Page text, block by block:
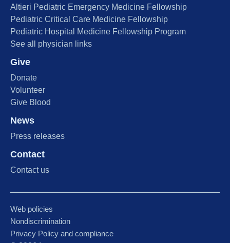
Altieri Pediatric Emergency Medicine Fellowship
Pediatric Critical Care Medicine Fellowship
Pediatric Hospital Medicine Fellowship Program
See all physician links
Give
Donate
Volunteer
Give Blood
News
Press releases
Contact
Contact us
Web policies
Nondiscrimination
Privacy Policy and compliance